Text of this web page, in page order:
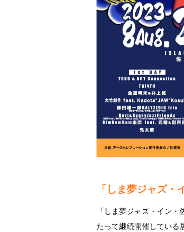
「しま夢ジャズ・
「しま夢ジャズ・イン
たって継続開催している